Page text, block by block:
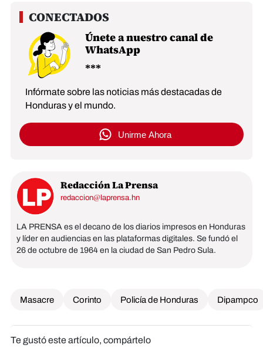
Únete a nuestro canal de
WhatsApp
Infórmate sobre las noticias más destacadas de
Honduras y el mundo.
Unirme Ahora
Redacción La Prensa
redaccion@laprensa.hn
LA PRENSA es el decano de los diarios impresos en Honduras
y líder en audiencias en las plataformas digitales. Se fundó el
26 de octubre de 1964 en la ciudad de San Pedro Sula.
Masacre Corinto Policía de Honduras Dipampco
Te gustó este artículo, compártelo